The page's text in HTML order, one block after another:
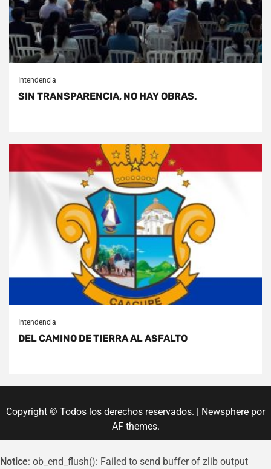
Intendencia
SIN TRANSPARENCIA, NO HAY OBRAS.
Intendencia
DEL CAMINO DE TIERRA AL ASFALTO
Copyright © Todos los derechos reservados. | Newsphere por
AF themes.
Notice: ob_end_flush(): Failed to send buffer of zlib output